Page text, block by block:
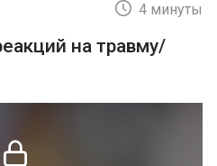
4 минуты
на травму/